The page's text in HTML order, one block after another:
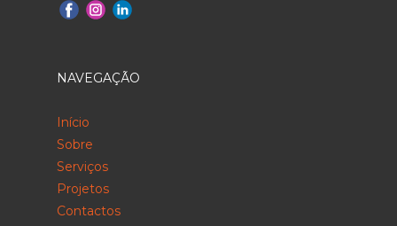
NAVEGAÇÃO
Início
Sobre
Serviços
Projetos
Contactos